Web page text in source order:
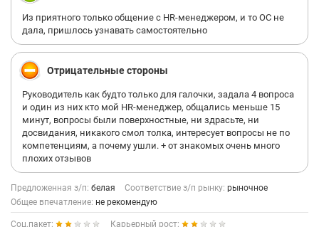
Из приятного только общение с HR-менеджером, и то ОС не
дала, пришлось узнавать самостоятельно
Отрицательные стороны
Руководитель как будто только для галочки, задала 4 вопроса
и один из них кто мой HR-менеджер, общались меньше 15
минут, вопросы были поверхностные, ни здрасьте, ни
досвидания, никакого смол толка, интересует вопросы не по
компетенциям, а почему ушли. + от знакомых очень много
плохих отзывов
Предложенная з/п: белая Соответствие з/п рынку: рыночное
Общее впечатление: не рекомендую
Соц.пакет:
Карьерный рост: